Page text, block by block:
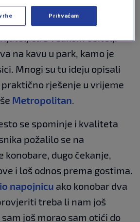
poskupljenja rjeđe
Jedna od korisnica
s velikom obitelji
na kavu u park, kamo je
Mnogi su tu ideju opisali
rješenje u vrijeme
Metropolitan.
se spominje i kvaliteta
požalilo se na
dugo čekanje,
i loš odnos prema gostima.
napojnicu ako konobar dva
treba li nam još
još morao sam otići do
Prihvaćam